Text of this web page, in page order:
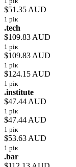
$51.35 AUD
1 рік
.tech
$109.83 AUD
1 рік
$109.83 AUD
1 рік
$124.15 AUD
1 рік
.institute
$47.44 AUD
1 рік
$47.44 AUD
1 рік
$53.63 AUD
1 рік
.bar